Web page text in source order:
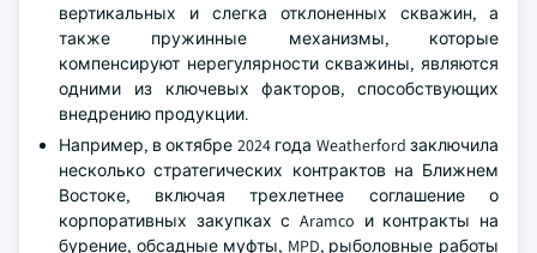
вертикальных и слегка отклоненных скважин, а
также пружинные механизмы, которые
компенсируют нерегулярности скважины, являются
одними из ключевых факторов, способствующих
внедрению продукции.
Например, в октябре 2024 года Weatherford заключила
несколько стратегических контрактов на Ближнем
Востоке, включая трехлетнее соглашение о
корпоративных закупках с Aramco и контракты на
бурение, обсадные муфты, MPD, рыболовные работы